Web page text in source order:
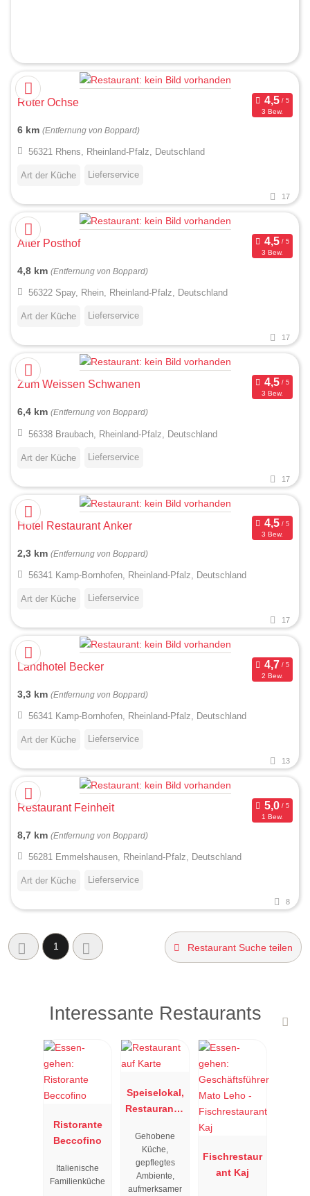
Roter Ochse
3 Bew.
6 km (Entfernung von Boppard)
56321 Rhens, Rheinland-Pfalz, Deutschland
Art der Küche Lieferservice
17
Alter Posthof
3 Bew.
4,8 km (Entfernung von Boppard)
56322 Spay, Rhein, Rheinland-Pfalz, Deutschland
Art der Küche Lieferservice
17
Zum Weissen Schwanen
3 Bew.
6,4 km (Entfernung von Boppard)
56338 Braubach, Rheinland-Pfalz, Deutschland
Art der Küche Lieferservice
17
Hotel Restaurant Anker
3 Bew.
2,3 km (Entfernung von Boppard)
56341 Kamp-Bornhofen, Rheinland-Pfalz, Deutschland
Art der Küche Lieferservice
17
Landhotel Becker
2 Bew.
3,3 km (Entfernung von Boppard)
56341 Kamp-Bornhofen, Rheinland-Pfalz, Deutschland
Art der Küche Lieferservice
13
Restaurant Feinheit
1 Bew.
8,7 km (Entfernung von Boppard)
56281 Emmelshausen, Rheinland-Pfalz, Deutschland
Art der Küche Lieferservice
8
1 Restaurant Suche teilen
Interessante Restaurants
Ristorante
Beccofino
Italienische
Familienküche
Speiselokal,
Restaurant "
"
Gehobene
Küche,
gepflegtes
Ambiente,
aufmerksamer
Fischrestaur
ant Kaj